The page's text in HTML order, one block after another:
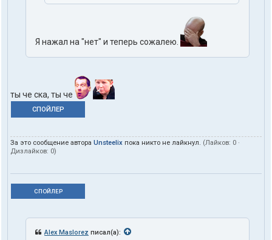
Я нажал на "нет" и теперь сожалею.
ты че ска, ты че
СПОЙЛЕР
За это сообщение автора Unsteelix пока никто не лайкнул. (Лайков: 0 ·
Дизлайков: 0)
СПОЙЛЕР
Alex Maslorez писал(а):